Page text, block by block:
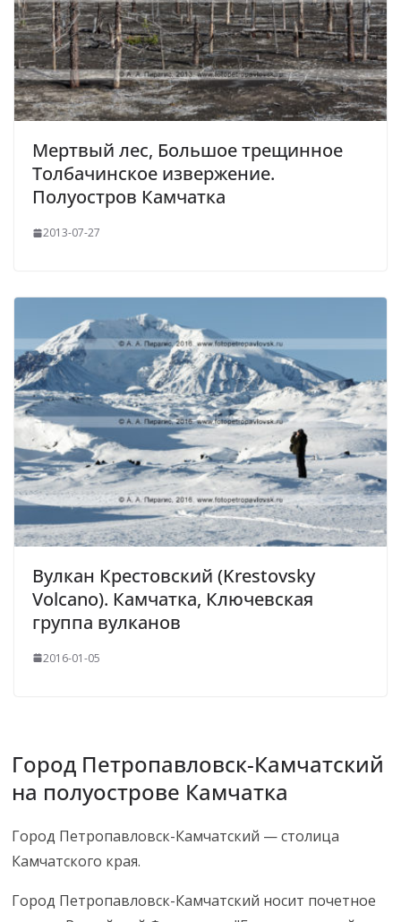
Мертвый лес, Большое трещинное
Толбачинское извержение.
Полуостров Камчатка
2013-07-27
Вулкан Крестовский (Krestovsky
Volcano). Камчатка, Ключевская
группа вулканов
2016-01-05
Город Петропавловск-Камчатский
на полуострове Камчатка
Город Петропавловск-Камчатский — столица
Камчатского края.
Город Петропавловск-Камчатский носит почетное